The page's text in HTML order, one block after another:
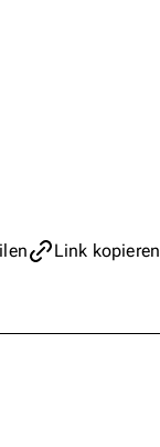
Link kopieren